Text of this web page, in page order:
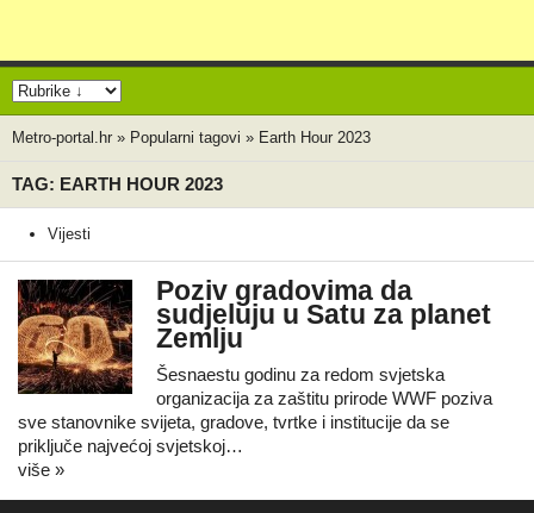
Metro-portal.hr » Popularni tagovi » Earth Hour 2023
TAG: EARTH HOUR 2023
Vijesti
Poziv gradovima da
sudjeluju u Satu za planet
Zemlju
Šesnaestu godinu za redom svjetska
organizacija za zaštitu prirode WWF poziva
sve stanovnike svijeta, gradove, tvrtke i institucije da se
priključe najvećoj svjetskoj…
više »